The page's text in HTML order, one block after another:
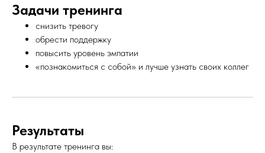
Задачи тренинга
снизить тревогу
обрести поддержку
повысить уровень эмпатии
«познакомиться с собой» и лучше узнать своих коллег
Результаты
В результате тренинга вы: